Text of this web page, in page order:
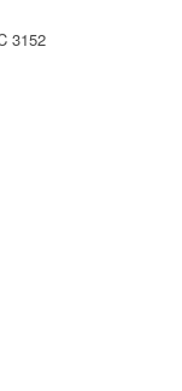
3152